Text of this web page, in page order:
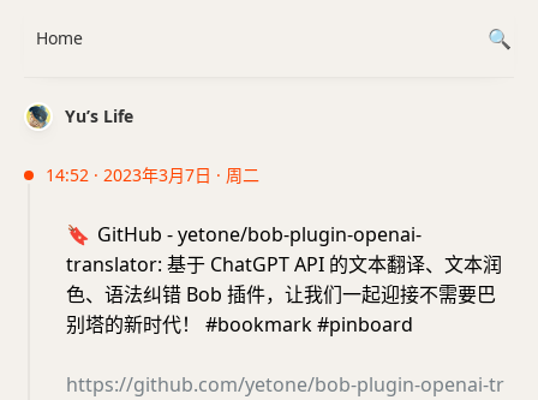
Yu’s Life
14:52 · 2023年3月7日 · 周二
🔖 GitHub - yetone/bob-plugin-openai-
translator: 基于 ChatGPT API 的文本翻译、文本润
色、语法纠错 Bob 插件，让我们一起迎接不需要巴
别塔的新时代！ #bookmark #pinboard
https://github.com/yetone/bob-plugin-openai-tr
Home